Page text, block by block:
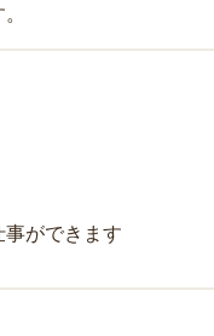
ができます